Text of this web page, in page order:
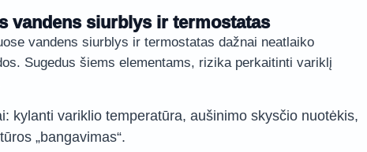
vandens siurblys ir termostatas
vandens siurblys ir termostatas dažnai neatlaiko
Sugedus šiems elementams, rizika perkaitinti variklį
kylanti variklio temperatūra, aušinimo skysčio nuotėkis,
„bangavimas“.